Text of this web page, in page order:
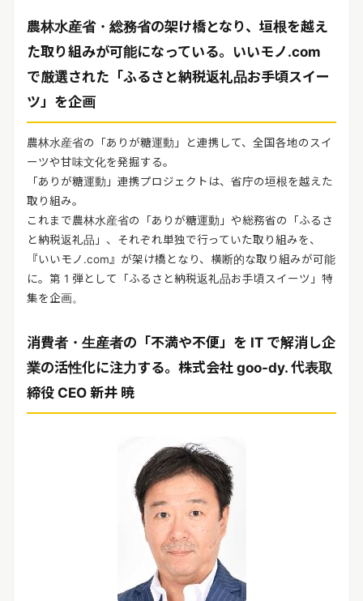
農林水産省・総務省の架け橋となり、垣根を越え
た取り組みが可能になっている。いいモノ.com
で厳選された「ふるさと納税返礼品お手頃スイー
ツ」を企画
農林水産省の「ありが糖運動」と連携して、全国各地のスイ
ーツや甘味文化を発掘する。
「ありが糖運動」連携プロジェクトは、省庁の垣根を越えた
取り組み。
これまで農林水産省の「ありが糖運動」や総務省の「ふるさ
と納税返礼品」、それぞれ単独で行っていた取り組みを、
『いいモノ.com』が架け橋となり、横断的な取り組みが可能
に。第 1 弾として「ふるさと納税返礼品お手頃スイーツ」特
集を企画。
消費者・生産者の「不満や不便」を IT で解消し企
業の活性化に注力する。株式会社 goo-dy. 代表取
締役 CEO 新井 暁